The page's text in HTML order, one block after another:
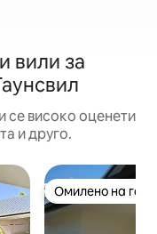
вили за
се високо оценети
и друго.
Омилено на
Омилено на